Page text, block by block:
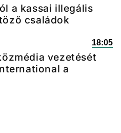
a kassai illegális
családok
18:05
vezetését
a